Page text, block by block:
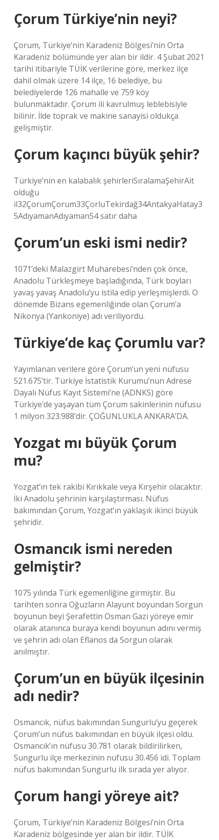
Çorum Türkiye’nin neyi?
Çorum, Türkiye’nin Karadeniz Bölgesi’nin Orta
Karadeniz bölümünde yer alan bir ildir. 4 Şubat 2021
tarihi itibariyle TÜİK verilerine göre, merkez ilçe
dahil olmak üzere 14 ilçe, 16 belediye, bu
belediyelerde 126 mahalle ve 759 köy
bulunmaktadır. Çorum ili kavrulmuş leblebisiyle
bilinir. İlde toprak ve makine sanayisi oldukça
gelişmiştir.
Çorum kaçıncı büyük şehir?
Türkiye’nin en kalabalık şehirleriSıralamaŞehirAit
olduğu
il32ÇorumÇorum33ÇorluTekirdağ34AntakyaHatay3
5AdıyamanAdıyaman54 satır daha
Çorum’un eski ismi nedir?
1071’deki Malazgirt Muharebesi’nden çok önce,
Anadolu Türkleşmeye başladığında, Türk boyları
yavaş yavaş Anadolu’yu istila edip yerleşmişlerdi. O
dönemde Bizans egemenliğinde olan Çorum’a
Nikonya (Yankoniye) adı veriliyordu.
Türkiye’de kaç Çorumlu var?
Yayımlanan verilere göre Çorum’un yeni nüfusu
521.675’tir. Türkiye İstatistik Kurumu’nun Adrese
Dayalı Nüfus Kayıt Sistemi’ne (ADNKS) göre
Türkiye’de yaşayan tüm Çorum sakinlerinin nüfusu
1 milyon 323.988’dir. ÇOĞUNLUKLA ANKARA’DA.
Yozgat mı büyük Çorum
mu?
Yozgat’ın tek rakibi Kırıkkale veya Kırşehir olacaktır.
İki Anadolu şehrinin karşılaştırması. Nüfus
bakımından Çorum, Yozgat’ın yaklaşık ikinci büyük
şehridir.
Osmancık ismi nereden
gelmiştir?
1075 yılında Türk egemenliğine girmiştir. Bu
tarihten sonra Oğuzların Alayunt boyundan Sorgun
boyunun beyi Şerafettin Osman Gazi yöreye emir
olarak atanınca buraya kendi boyunun adını vermiş
ve şehrin adı olan Eflanos da Sorgun olarak
anılmıştır.
Çorum’un en büyük ilçesinin
adı nedir?
Osmancık, nüfus bakımından Sungurlu’yu geçerek
Çorum’un nüfus bakımından en büyük ilçesi oldu.
Osmancık’ın nüfusu 30.781 olarak bildirilirken,
Sungurlu ilçe merkezinin nüfusu 30.456 idi. Toplam
nüfus bakımından Sungurlu ilk sırada yer alıyor.
Çorum hangi yöreye ait?
Çorum, Türkiye’nin Karadeniz Bölgesi’nin Orta
Karadeniz bölgesinde yer alan bir ildir. TÜİK